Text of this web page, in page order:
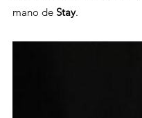
mano de Stay.